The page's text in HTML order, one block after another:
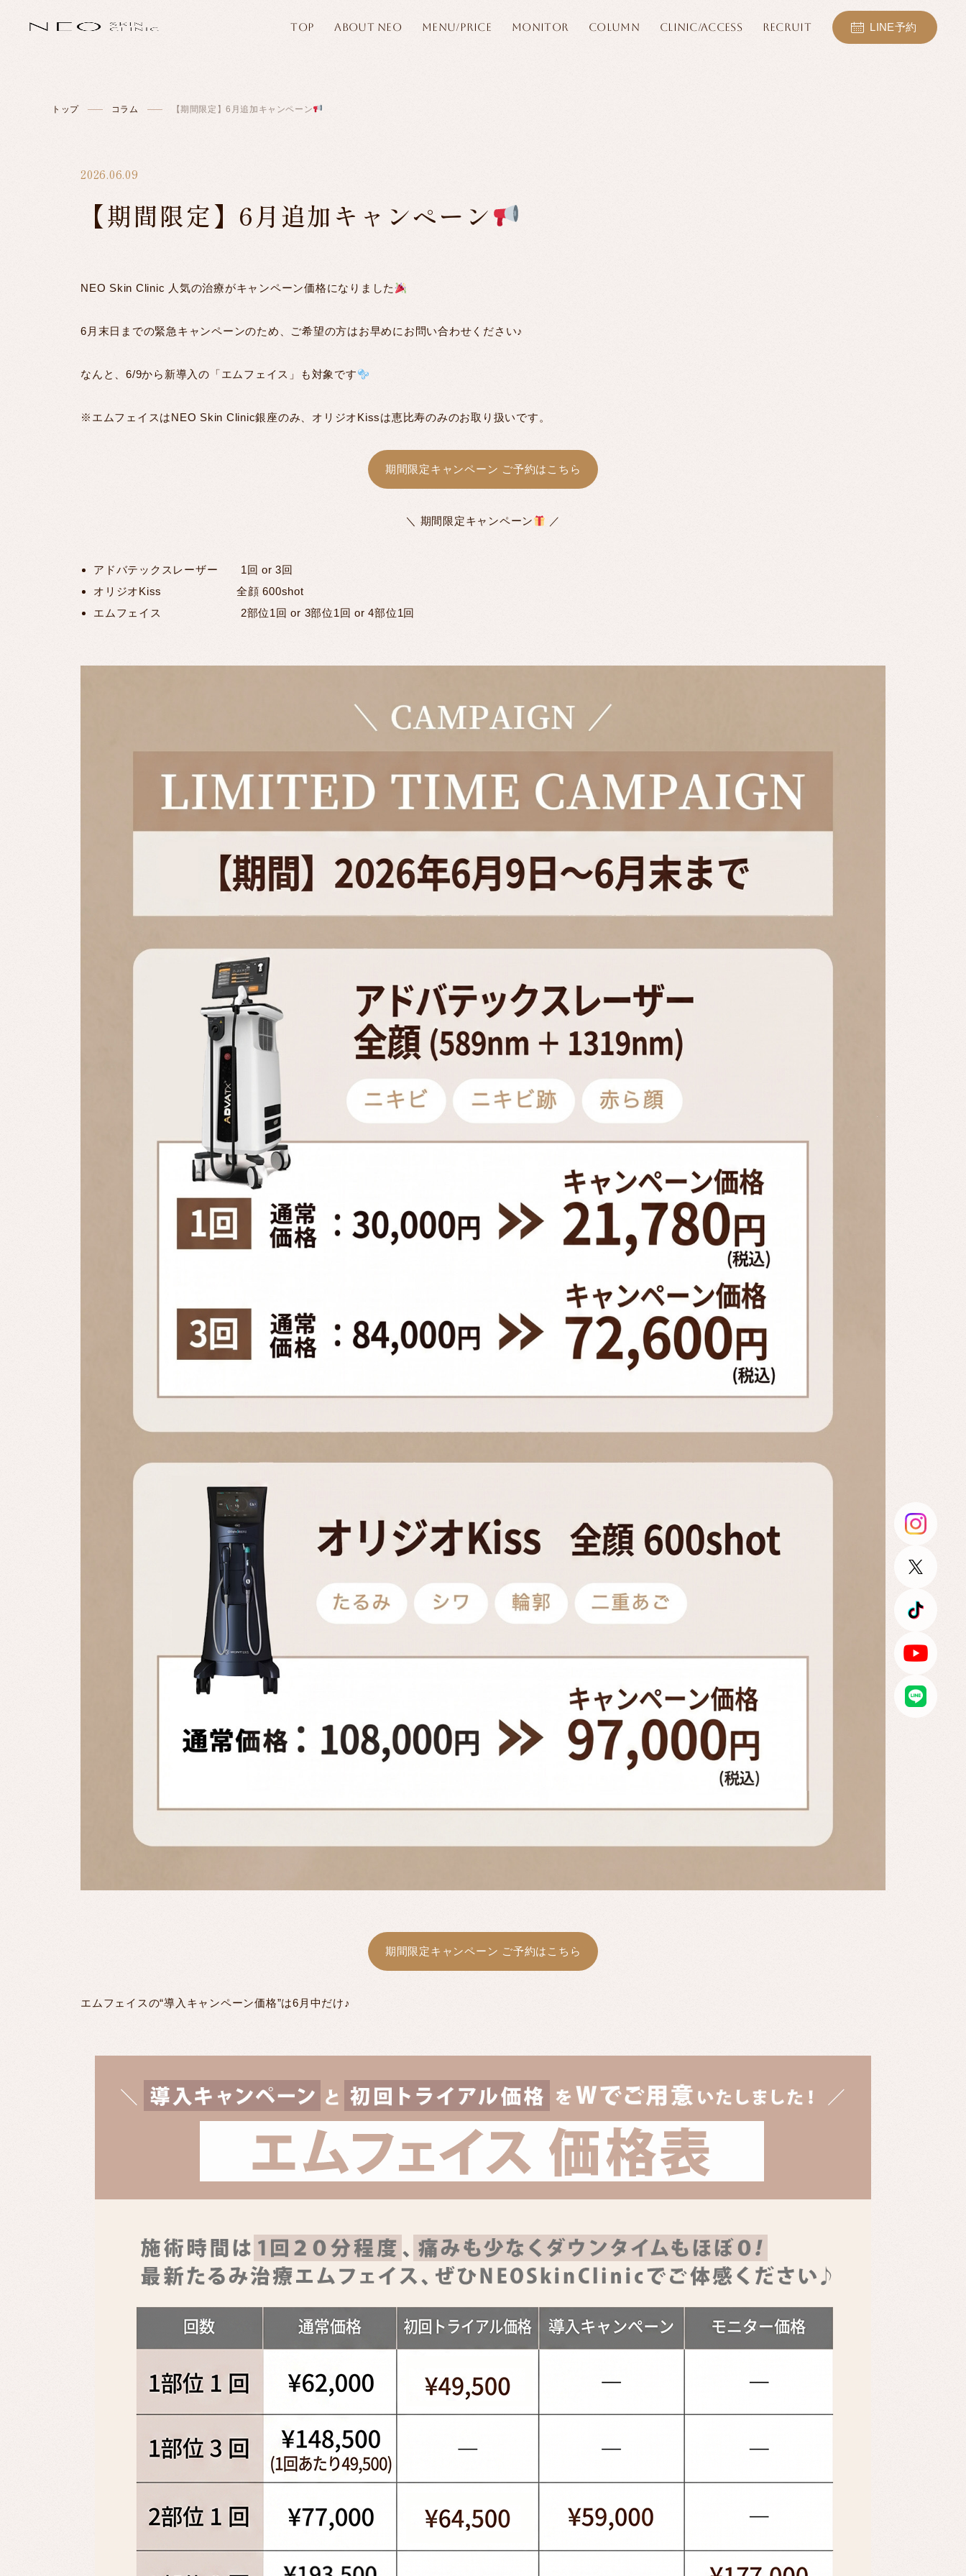
TOP ABOUT NEO MENU/PRICE MONITOR COLUMN CLINIC/ACCESS RECRUIT LINE予約
トップ コラム 【期間限定】6月追加キャンペーン
2026.06.09
【期間限定】6月追加キャンペーン
NEO Skin Clinic 人気の治療がキャンペーン価格になりました
6月末日までの緊急キャンペーンのため、ご希望の方はお早めにお問い合わせください♪
なんと、6/9から新導入の「エムフェイス」も対象です
※エムフェイスはNEO Skin Clinic銀座のみ、オリジオKissは恵比寿のみのお取り扱いです。
期間限定キャンペーン ご予約はこちら
＼ 期間限定キャンペーン ／
アドバテックスレーザー 1回 or 3回
オリジオKiss 全顔 600shot
エムフェイス 2部位1回 or 3部位1回 or 4部位1回
期間限定キャンペーン ご予約はこちら
エムフェイスの“導入キャンペーン価格”は6月中だけ♪